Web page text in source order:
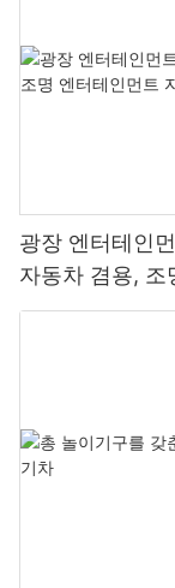
광장 엔터테인
자동차 겸용, 조
지, 실내 및 실